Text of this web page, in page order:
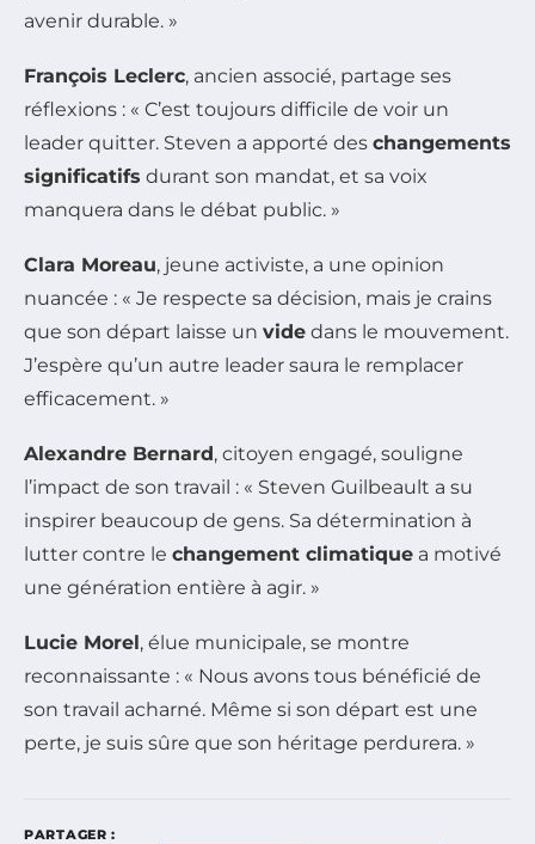
avenir durable. »
François Leclerc, ancien associé, partage ses
réflexions : « C’est toujours difficile de voir un
leader quitter. Steven a apporté des changements
significatifs durant son mandat, et sa voix
manquera dans le débat public. »
Clara Moreau, jeune activiste, a une opinion
nuancée : « Je respecte sa décision, mais je crains
que son départ laisse un vide dans le mouvement.
J’espère qu’un autre leader saura le remplacer
efficacement. »
Alexandre Bernard, citoyen engagé, souligne
l’impact de son travail : « Steven Guilbeault a su
inspirer beaucoup de gens. Sa détermination à
lutter contre le changement climatique a motivé
une génération entière à agir. »
Lucie Morel, élue municipale, se montre
reconnaissante : « Nous avons tous bénéficié de
son travail acharné. Même si son départ est une
perte, je suis sûre que son héritage perdurera. »
PARTAGER :